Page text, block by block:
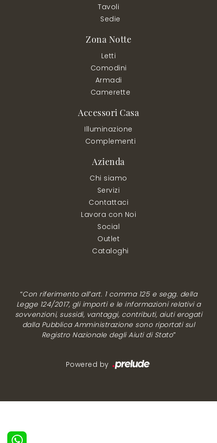
Tavoli
Sedie
Zona Notte
Letti
Comodini
Armadi
Camerette
Accessori Casa
Illuminazione
Complementi
Azienda
Chi siamo
Servizi
Contattaci
Lavora con Noi
Social
Outlet
Cataloghi
“Con riferimento all’art. 1 comma 125 e segg. della
Legge 124/2017, gli importi e le informazioni relativi a
sovvenzioni, sussidi, vantaggi, contributi, aiuti erogati
dalla Pubblica Amministrazione sono riportati sul
Registro Nazionale degli Aiuti di Stato”
Powered by